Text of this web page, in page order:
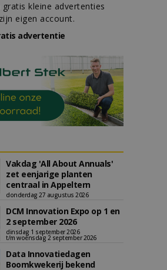
gratis kleine advertenties
eigen account.
advertentie
Vakdag 'All About Annuals'
zet eenjarige planten
centraal in Appeltern
donderdag 27 augustus 2026
DCM Innovation Expo op 1 en
2 september 2026
dinsdag 1 september 2026
t/m woensdag 2 september 2026
Data Innovatiedagen
Boomkwekerij bekend